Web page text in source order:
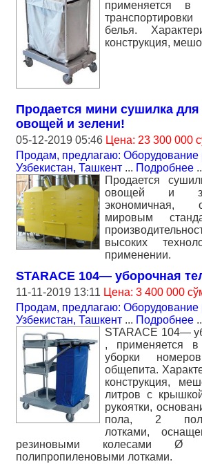
применяется в
транспортировки
белья.
конструкция,
Продается мини сушилка
овощей и зелени!
05-12-2019 05:46 Цена: 23 300 000
Продам, предлагаю: Оборудование
Узбекистан, Ташкент ... Подробнее
Продается
овощей и
экономичная,
мировым
высоких
применении.
STARACE 104— уборочная
11-11-2019 13:11 Цена: 3 400 000
Продам, предлагаю: Оборудование
Узбекистан, Ташкент ... Подробнее
STARACE 104—
, применяется в
уборки
общепита.
конструкция,
литров с
рукоятки,
пола, 2
лотками,
резиновыми
полипропиленовыми лотками.